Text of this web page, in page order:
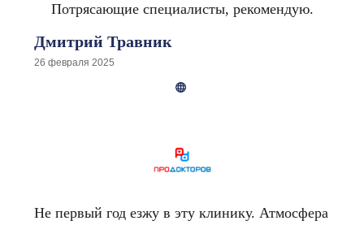
Потрясающие специалисты, рекомендую.
Дмитрий Травник
26 февраля 2025
Не первый год езжу в эту клинику. Атмосфера